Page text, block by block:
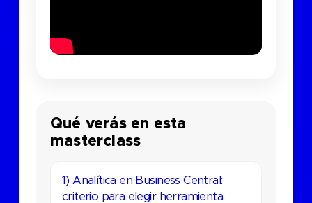
Qué verás en esta
masterclass
1) Analítica en Business Central:
criterio para elegir herramienta